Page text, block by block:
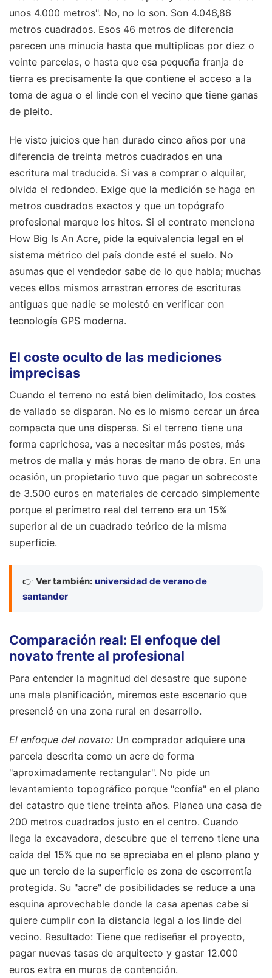
unos 4.000 metros". No, no lo son. Son 4.046,86
metros cuadrados. Esos 46 metros de diferencia
parecen una minucia hasta que multiplicas por diez o
veinte parcelas, o hasta que esa pequeña franja de
tierra es precisamente la que contiene el acceso a la
toma de agua o el linde con el vecino que tiene ganas
de pleito.
He visto juicios que han durado cinco años por una
diferencia de treinta metros cuadrados en una
escritura mal traducida. Si vas a comprar o alquilar,
olvida el redondeo. Exige que la medición se haga en
metros cuadrados exactos y que un topógrafo
profesional marque los hitos. Si el contrato menciona
How Big Is An Acre, pide la equivalencia legal en el
sistema métrico del país donde esté el suelo. No
asumas que el vendedor sabe de lo que habla; muchas
veces ellos mismos arrastran errores de escrituras
antiguas que nadie se molestó en verificar con
tecnología GPS moderna.
El coste oculto de las mediciones
imprecisas
Cuando el terreno no está bien delimitado, los costes
de vallado se disparan. No es lo mismo cercar un área
compacta que una dispersa. Si el terreno tiene una
forma caprichosa, vas a necesitar más postes, más
metros de malla y más horas de mano de obra. En una
ocasión, un propietario tuvo que pagar un sobrecoste
de 3.500 euros en materiales de cercado simplemente
porque el perímetro real del terreno era un 15%
superior al de un cuadrado teórico de la misma
superficie.
👉 Ver también: universidad de verano de
santander
Comparación real: El enfoque del
novato frente al profesional
Para entender la magnitud del desastre que supone
una mala planificación, miremos este escenario que
presencié en una zona rural en desarrollo.
El enfoque del novato: Un comprador adquiere una
parcela descrita como un acre de forma
"aproximadamente rectangular". No pide un
levantamiento topográfico porque "confía" en el plano
del catastro que tiene treinta años. Planea una casa de
200 metros cuadrados justo en el centro. Cuando
llega la excavadora, descubre que el terreno tiene una
caída del 15% que no se apreciaba en el plano plano y
que un tercio de la superficie es zona de escorrentía
protegida. Su "acre" de posibilidades se reduce a una
esquina aprovechable donde la casa apenas cabe si
quiere cumplir con la distancia legal a los linde del
vecino. Resultado: Tiene que rediseñar el proyecto,
pagar nuevas tasas de arquitecto y gastar 12.000
euros extra en muros de contención.